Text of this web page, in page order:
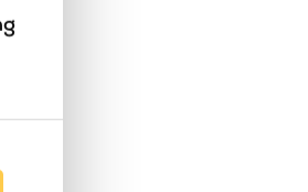
svart,
valnöt, Vit/mässing/vit